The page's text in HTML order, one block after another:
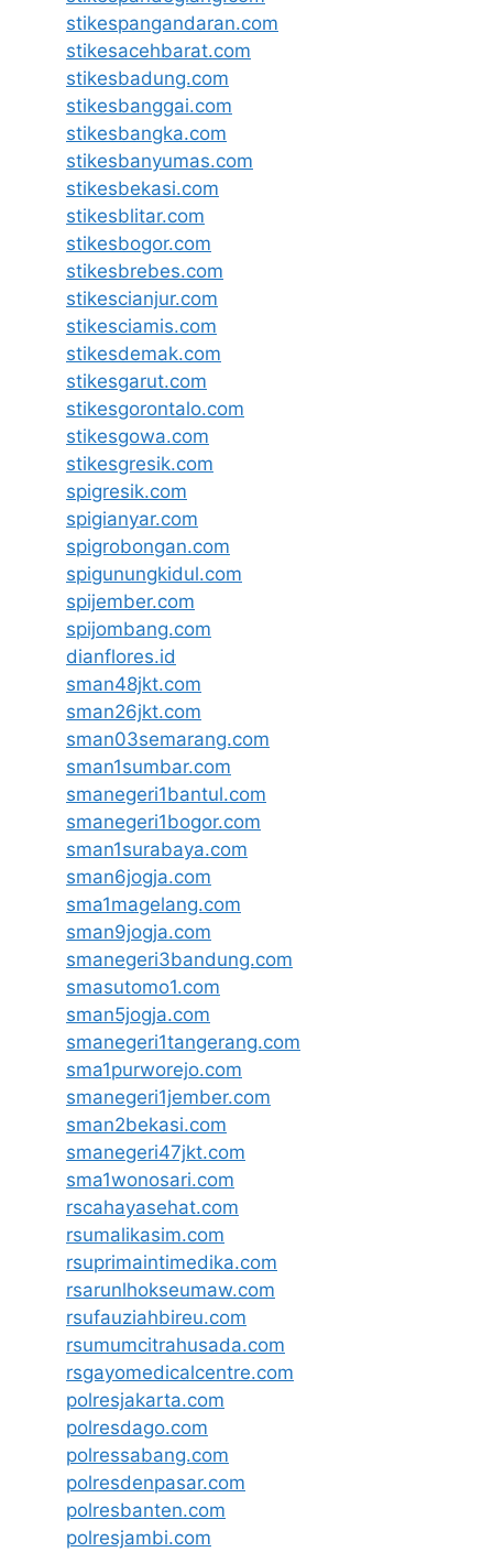
stikespangandaran.com
stikesacehbarat.com
stikesbadung.com
stikesbanggai.com
stikesbangka.com
stikesbanyumas.com
stikesbekasi.com
stikesblitar.com
stikesbogor.com
stikesbrebes.com
stikescianjur.com
stikesciamis.com
stikesdemak.com
stikesgarut.com
stikesgorontalo.com
stikesgowa.com
stikesgresik.com
spigresik.com
spigianyar.com
spigrobongan.com
spigunungkidul.com
spijember.com
spijombang.com
dianflores.id
sman48jkt.com
sman26jkt.com
sman03semarang.com
sman1sumbar.com
smanegeri1bantul.com
smanegeri1bogor.com
sman1surabaya.com
sman6jogja.com
sma1magelang.com
sman9jogja.com
smanegeri3bandung.com
smasutomo1.com
sman5jogja.com
smanegeri1tangerang.com
sma1purworejo.com
smanegeri1jember.com
sman2bekasi.com
smanegeri47jkt.com
sma1wonosari.com
rscahayasehat.com
rsumalikasim.com
rsuprimaintimedika.com
rsarunlhokseumaw.com
rsufauziahbireu.com
rsumumcitrahusada.com
rsgayomedicalcentre.com
polresjakarta.com
polresdago.com
polressabang.com
polresdenpasar.com
polresbanten.com
polresjambi.com